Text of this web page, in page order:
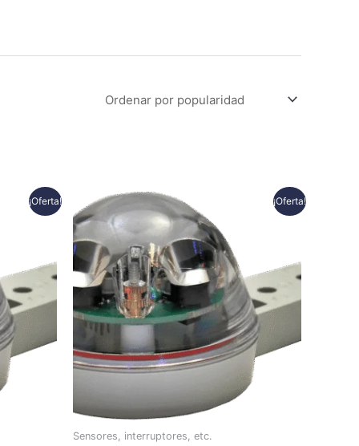
¡Oferta! ¡Oferta!
Sensores, interruptores, etc.
El
precio
original
era:
142,00€.
El
precio
actual
es:
99,75€.